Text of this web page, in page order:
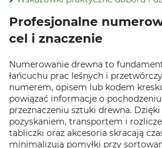
Profesjonalne
cel i znaczenie
Numerowanie drewna to
łańcuchu prac leśnych i
numerem, opisem lub kodem
powiązać informacje o
przeznaczeniu sztuki drewna.
pozyskaniem, transportem i
tabliczki oraz akcesoria skracają
minimalizują pomyłki przy